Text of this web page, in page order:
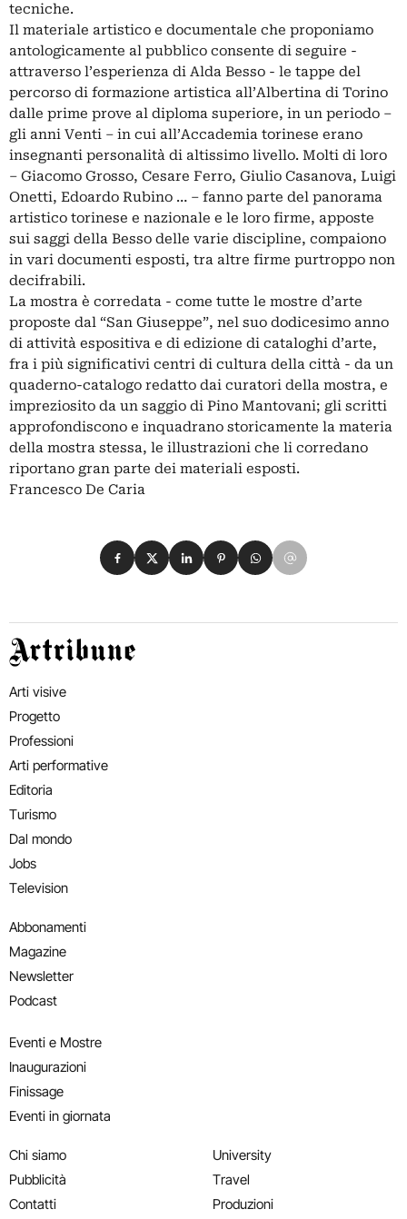
tecniche.
Il materiale artistico e documentale che proponiamo
antologicamente al pubblico consente di seguire -
attraverso l’esperienza di Alda Besso - le tappe del
percorso di formazione artistica all’Albertina di Torino
dalle prime prove al diploma superiore, in un periodo –
gli anni Venti – in cui all’Accademia torinese erano
insegnanti personalità di altissimo livello. Molti di loro
– Giacomo Grosso, Cesare Ferro, Giulio Casanova, Luigi
Onetti, Edoardo Rubino … – fanno parte del panorama
artistico torinese e nazionale e le loro firme, apposte
sui saggi della Besso delle varie discipline, compaiono
in vari documenti esposti, tra altre firme purtroppo non
decifrabili.
La mostra è corredata - come tutte le mostre d’arte
proposte dal “San Giuseppe”, nel suo dodicesimo anno
di attività espositiva e di edizione di cataloghi d’arte,
fra i più significativi centri di cultura della città - da un
quaderno-catalogo redatto dai curatori della mostra, e
impreziosito da un saggio di Pino Mantovani; gli scritti
approfondiscono e inquadrano storicamente la materia
della mostra stessa, le illustrazioni che li corredano
riportano gran parte dei materiali esposti.
Francesco De Caria
Condividi su Facebook
Condividi su X
Condividi su LinkedIn
Condividi su Pinterest
Condividi su WhatsApp
Condividi su Email
Artribune
Arti visive
Progetto
Professioni
Arti performative
Editoria
Turismo
Dal mondo
Jobs
Television
Abbonamenti
Magazine
Newsletter
Podcast
Eventi e Mostre
Inaugurazioni
Finissage
Eventi in giornata
Chi siamo
Pubblicità
Contatti
University
Travel
Produzioni